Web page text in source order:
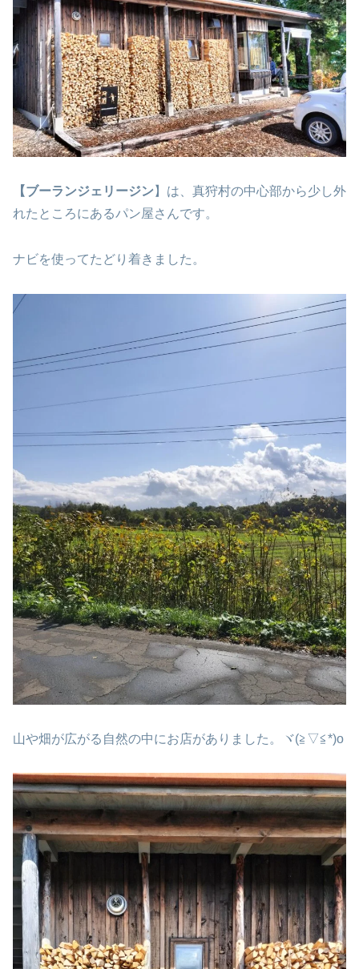
【ブーランジェリージン 】は、真狩村の中心部から少し外
れたところにあるパン屋さんです。
ナビを使ってたどり着きました。
山や畑が広がる自然の中にお店がありました。ヾ(≧▽≦*)o